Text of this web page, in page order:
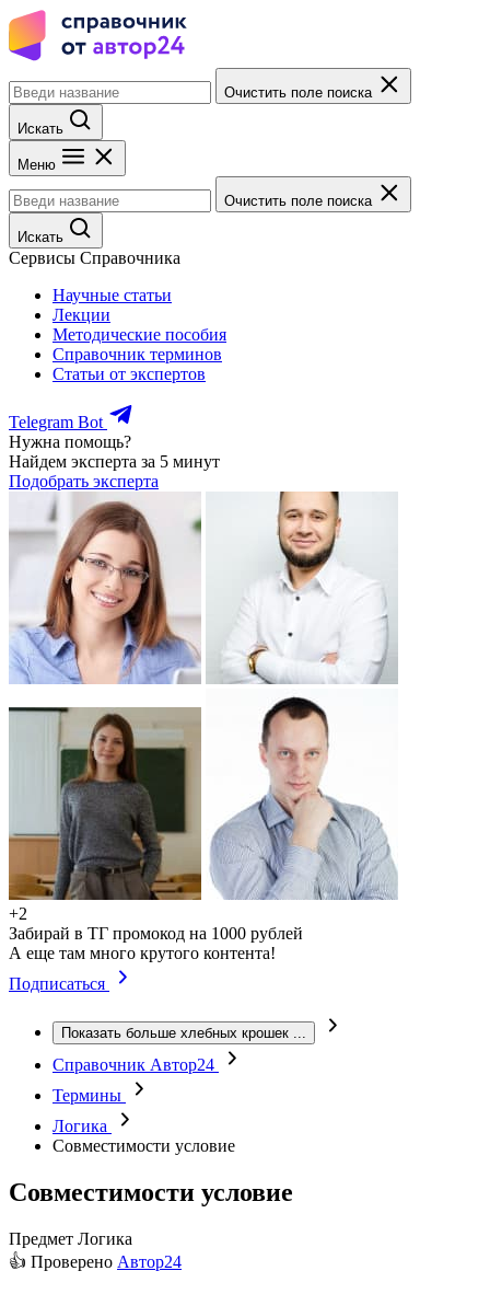
Очистить поле поиска
Искать
Меню
Очистить поле поиска
Искать
Сервисы Справочника
Научные статьи
Лекции
Методические пособия
Справочник терминов
Статьи от экспертов
Telegram Bot
Нужна помощь?
Найдем эксперта за 5 минут
Подобрать эксперта
+2
Забирай в ТГ промокод на 1000 рублей
А еще там много крутого контента!
Подписаться
Показать больше хлебных крошек ...
Справочник Автор24
Термины
Логика
Совместимости условие
Совместимости условие
Предмет Логика
👍 Проверено Автор24